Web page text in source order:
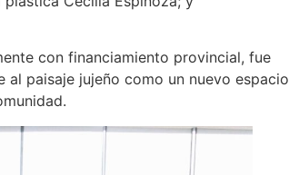
con financiamiento provincial, fue
paisaje jujeño como un nuevo espacio